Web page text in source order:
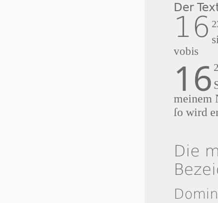
Der
16
vobis
16
meinem
ſo wird
Die